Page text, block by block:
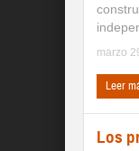
marzo
Leer
Los